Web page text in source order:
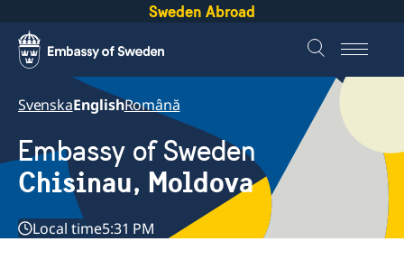
Sweden Abroad
SvenskaEnglishRomână
Embassy of Sweden
Chisinau, Moldova
Local time5:31 PM